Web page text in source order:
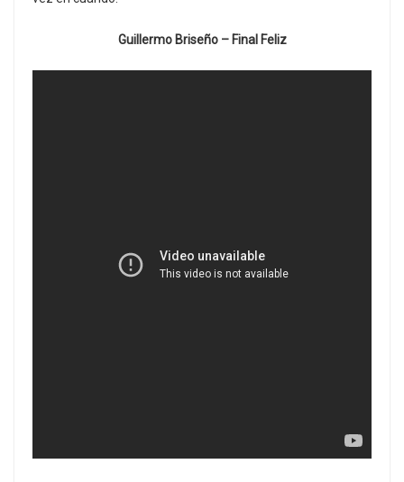
Guillermo Briseño – Final Feliz